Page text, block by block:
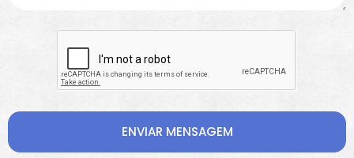
ENVIAR MENSAGEM